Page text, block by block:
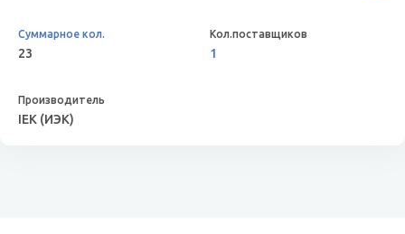
23 1
IEK (ИЭК)